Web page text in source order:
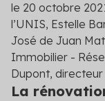
le 20 octobre
l’UNIS, Estelle
José de Juan
Immobilier -
Dupont,
La